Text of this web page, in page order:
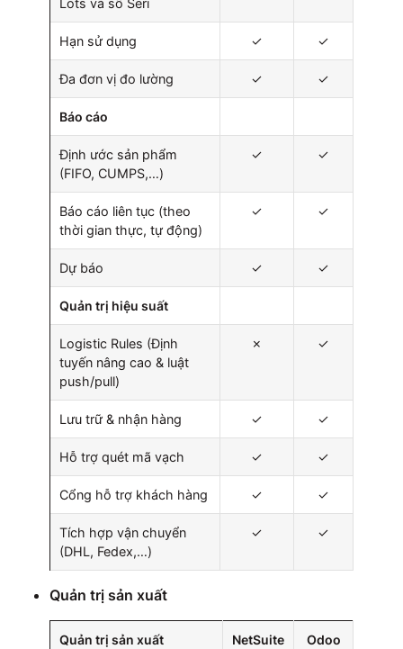
Hạn sử dụng ✓ ✓
Đa đơn vị đo lường ✓ ✓
Báo cáo
Định ước sản phẩm
(FIFO, CUMPS,…)
✓ ✓
Báo cáo liên tục (theo
thời gian thực, tự động)
✓ ✓
Dự báo ✓ ✓
Quản trị hiệu suất
Logistic Rules (Định
tuyến nâng cao & luật
push/pull)
✗ ✓
Lưu trữ & nhận hàng ✓ ✓
Hỗ trợ quét mã vạch ✓ ✓
Cổng hỗ trợ khách hàng ✓ ✓
Tích hợp vận chuyển
(DHL, Fedex,…)
✓ ✓
Quản trị sản xuất
Quản trị sản xuất NetSuite
Odoo